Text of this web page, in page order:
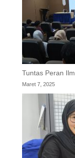
Tuntas Peran
Maret 7, 2025